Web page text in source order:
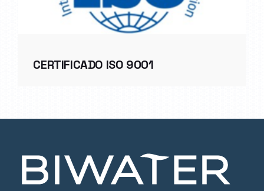
CERTIFICADO ISO 9001